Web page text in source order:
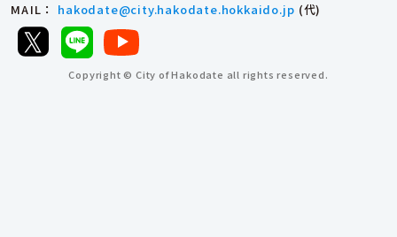
MAIL ： hakodate@city.hakodate.hokkaido.jp (代)
Copyright © City of Hakodate all rights reserved.